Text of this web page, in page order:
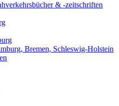
& -zeitschriften
Bremen, Schleswig-Holstein